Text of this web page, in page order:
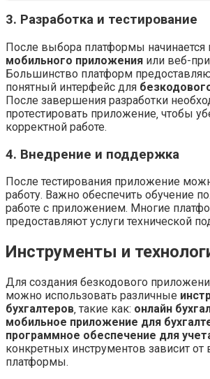
3. Разработка и тестирование
После выбора платформы начинается
мобильного приложения или веб-
Большинство платформ
понятный интерфейс для
После завершения разработки
протестировать приложение‚ чтобы
корректной работе.
4. Внедрение и поддержка
После тестирования приложение
работу. Важно обеспечить обучение
работе с приложением. Многие
предоставляют услуги технической
Инструменты и
Для создания безкодового
можно использовать различные
бухгалтеров‚ такие как: онлайн
мобильное приложение для
программное обеспечение для
конкретных инструментов зависит
платформы.